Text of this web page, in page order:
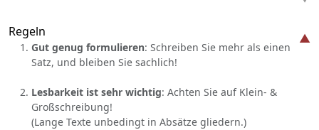
Regeln
Gut genug formulieren: Schreiben Sie mehr als einen
Satz, und bleiben Sie sachlich!
Lesbarkeit ist sehr wichtig: Achten Sie auf Klein- &
Großschreibung!
(Lange Texte unbedingt in Absätze gliedern.)